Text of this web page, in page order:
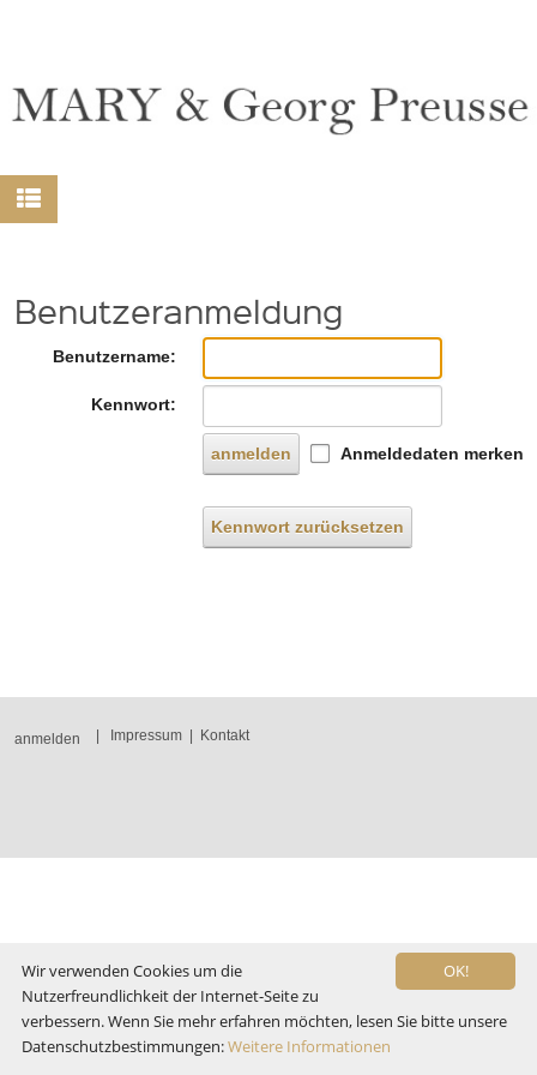
Benutzeranmeldung
Benutzername:
Kennwort:
anmelden Anmeldedaten merken
Kennwort zurücksetzen
anmelden Impressum Kontakt
OK!
Wir verwenden Cookies um die
Nutzerfreundlichkeit der Internet-Seite zu
verbessern. Wenn Sie mehr erfahren möchten, lesen Sie bitte unsere
Datenschutzbestimmungen:Weitere Informationen